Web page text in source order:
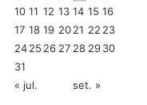
10 11 12 13 14 15 16
17 18 19 2021 22 23
2425 26 27 28 2930
31
« jul.
set. »